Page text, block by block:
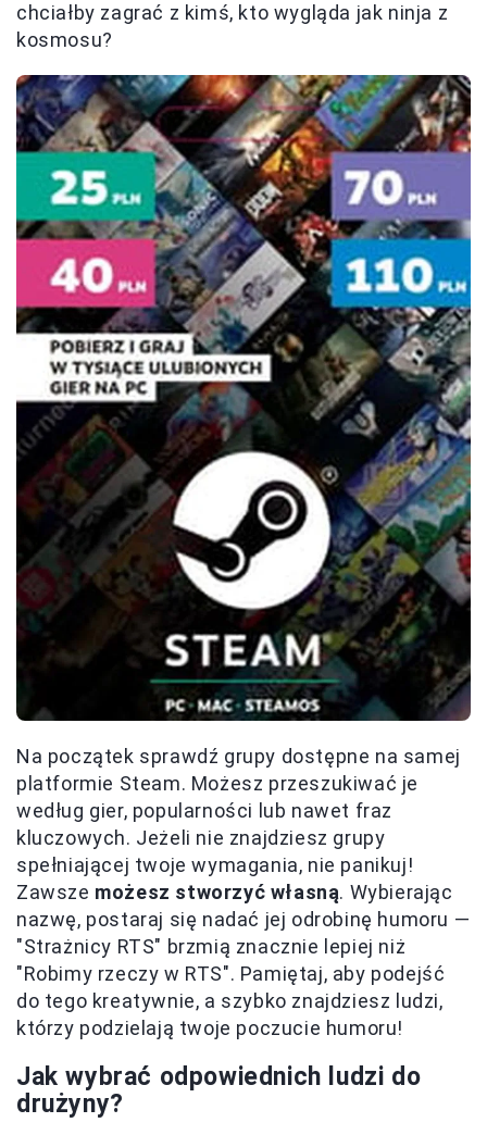
chciałby zagrać z kimś, kto wygląda jak ninja z
kosmosu?
Na początek sprawdź grupy dostępne na samej
platformie Steam. Możesz przeszukiwać je
według gier, popularności lub nawet fraz
kluczowych. Jeżeli nie znajdziesz grupy
spełniającej twoje wymagania, nie panikuj!
Zawsze możesz stworzyć własną. Wybierając
nazwę, postaraj się nadać jej odrobinę humoru —
"Strażnicy RTS" brzmią znacznie lepiej niż
"Robimy rzeczy w RTS". Pamiętaj, aby podejść
do tego kreatywnie, a szybko znajdziesz ludzi,
którzy podzielają twoje poczucie humoru!
Jak wybrać odpowiednich ludzi do
drużyny?